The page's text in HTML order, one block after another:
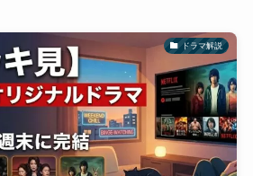
ドラマ解説